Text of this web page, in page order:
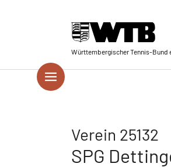
Württembergischer Tennis-Bund
Verein 25132
SPG